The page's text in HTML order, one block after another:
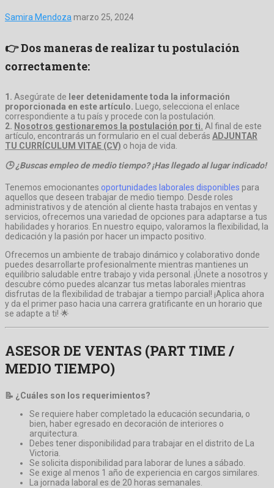
Samira Mendoza marzo 25, 2024
👉 Dos maneras de realizar tu postulación
correctamente:
1. Asegúrate de leer detenidamente toda la información
proporcionada en este artículo. Luego, selecciona el enlace
correspondiente a tu país y procede con la postulación.
2. Nosotros gestionaremos la postulación por ti. Al final de este
artículo, encontrarás un formulario en el cual deberás ADJUNTAR
TU CURRÍCULUM VITAE (CV) o hoja de vida.
🕒 ¿Buscas empleo de medio tiempo? ¡Has llegado al lugar indicado!
Tenemos emocionantes oportunidades laborales disponibles para
aquellos que deseen trabajar de medio tiempo. Desde roles
administrativos y de atención al cliente hasta trabajos en ventas y
servicios, ofrecemos una variedad de opciones para adaptarse a tus
habilidades y horarios. En nuestro equipo, valoramos la flexibilidad, la
dedicación y la pasión por hacer un impacto positivo.
Ofrecemos un ambiente de trabajo dinámico y colaborativo donde
puedes desarrollarte profesionalmente mientras mantienes un
equilibrio saludable entre trabajo y vida personal. ¡Únete a nosotros y
descubre cómo puedes alcanzar tus metas laborales mientras
disfrutas de la flexibilidad de trabajar a tiempo parcial! ¡Aplica ahora
y da el primer paso hacia una carrera gratificante en un horario que
se adapte a ti! 🌟
ASESOR DE VENTAS (PART TIME /
MEDIO TIEMPO)
📝 ¿Cuáles son los requerimientos?
Se requiere haber completado la educación secundaria, o
bien, haber egresado en decoración de interiores o
arquitectura.
Debes tener disponibilidad para trabajar en el distrito de La
Victoria.
Se solicita disponibilidad para laborar de lunes a sábado.
Se exige al menos 1 año de experiencia en cargos similares.
La jornada laboral es de 20 horas semanales.